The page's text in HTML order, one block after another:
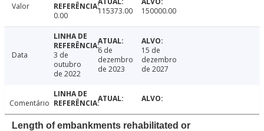
Valor
0.00
115373.00 150000.00
Data
3 de
outubro
de 2022
6 de
dezembro
de 2023
15 de
dezembro
de 2027
Comentário
Length of embankments rehabilitated or